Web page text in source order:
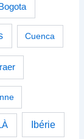
Cuenca
Ibérie